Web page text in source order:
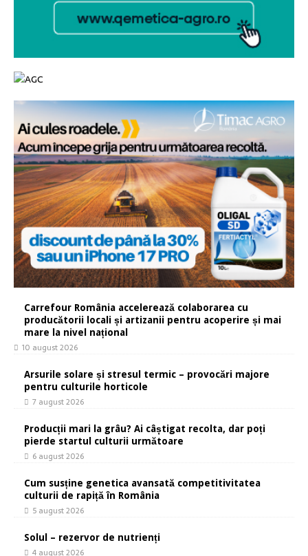
Carrefour România accelerează colaborarea cu
producătorii locali și artizanii pentru acoperire și mai
mare la nivel național
10 august 2026
Arsurile solare și stresul termic – provocări majore
pentru culturile horticole
7 august 2026
Producții mari la grâu? Ai câștigat recolta, dar poți
pierde startul culturii următoare
6 august 2026
Cum susține genetica avansată competitivitatea
culturii de rapiță în România
5 august 2026
Solul – rezervor de nutrienți
4 august 2026